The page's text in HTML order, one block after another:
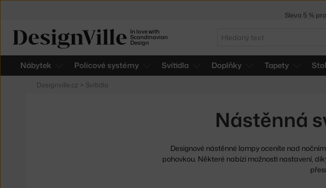
In love with
Scandinavian
Design
Hledat
Nábytek Policové systémy Svítidla Doplňky Tapety
Designville.cz > Svítidla
Nástěnná
Designové nástěnné lampy oceníte nad
pohovkou. Některé nabízí možnosti nastavení,